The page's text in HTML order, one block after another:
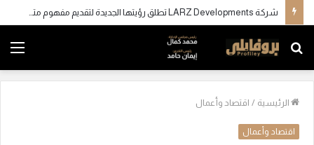
شركة LARZ Developments تطلق رؤيتها الجديدة لتقديم مفهوم متكامل للتطوير العقاري في مصر
بحث
عن
الرئيسية / اقتصاد وأعمال
اقتصاد وأعمال